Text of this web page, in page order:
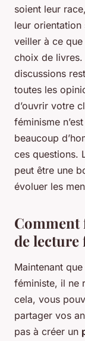
soient leur
leur
veiller à ce que
choix de livres.
discussions
toutes les
d’ouvrir votre
féminisme
beaucoup
ces questions.
peut être une
évoluer les
de lecture
Maintenant
féministe, il ne
cela, vous
partager vos
pas à créer un